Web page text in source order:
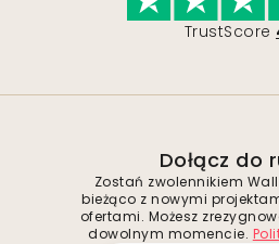
TrustScore
Dołącz do
Zostań zwolennikiem
bieżąco z nowymi
ofertami. Możesz
dowolnym momencie.